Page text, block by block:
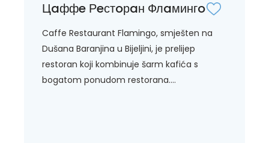
Цaффe Рeстoрaн Флaмингo
Caffe Restaurant Flamingo, smješten na
Dušana Baranjina u Bijeljini, je prelijep
restoran koji kombinuje šarm kafića s
bogatom ponudom restorana....